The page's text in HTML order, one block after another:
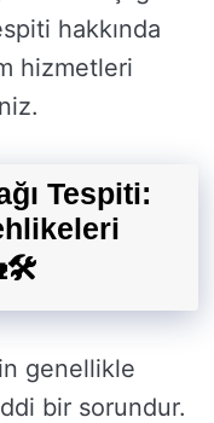
hakkında
hizmetleri
Tespiti:
genellikle
bir sorundur.